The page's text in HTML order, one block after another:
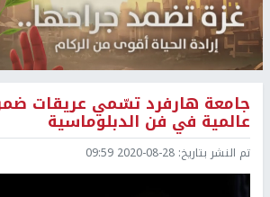
عالمية في فن الدبلوماسية
تم النشر بتاريخ: 2020-08-28 09:59